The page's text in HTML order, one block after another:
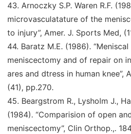
43. Arnoczky S.P. Waren R.F.
microvasculatature of the
to injury”, Amer. J. Sports Med,
44. Baratz M.E. (1986).
meniscectomy and of repair on
ares and dtress in human knee”,
(41), pp.270.
45. Beargstrom R., Lysholm J.,
(1984). “Comparision of open
meniscectomy”, Clin Orthop.,.